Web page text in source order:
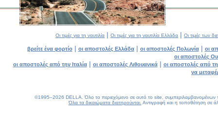
Οι τιμές για τη ναυτιλία | Οι τιμές για τη ναυτιλία Ελλάδα | Οι τιμές των
βρείτε ένα φορτίο| οι αποστολές Ελλάδα| οι αποστολές Πολωνία| οι
οι αποστολές
οι αποστολές από την Ιταλία| οι αποστολές Λιθουανικά| οι αποστολές από
να
©1995–2026 DELLA. Όλο το περιεχόμενο σε αυτό το site, συμπεριλαμβανομένων
Όλα τα δικαιώματα διατηρούνται. Αντιγραφή και η τοποθέτηση σε